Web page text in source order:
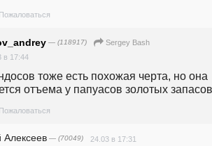
Пожаловаться
— (118917)
Sergey Bash
в 17:44
тоже есть похожая черта, но она
отъема у папуасов золотых
Пожаловаться
Алексеев — (70049) 24.03 в 17:31